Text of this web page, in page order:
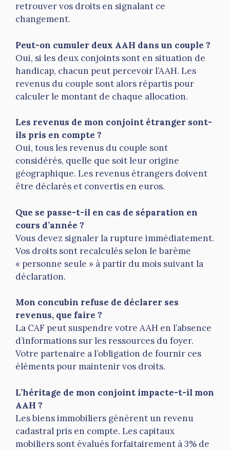
retrouver vos droits en signalant ce
changement.
Peut-on cumuler deux AAH dans un couple ?
Oui, si les deux conjoints sont en situation de
handicap, chacun peut percevoir l’AAH. Les
revenus du couple sont alors répartis pour
calculer le montant de chaque allocation.
Les revenus de mon conjoint étranger sont-
ils pris en compte ?
Oui, tous les revenus du couple sont
considérés, quelle que soit leur origine
géographique. Les revenus étrangers doivent
être déclarés et convertis en euros.
Que se passe-t-il en cas de séparation en
cours d’année ?
Vous devez signaler la rupture immédiatement.
Vos droits sont recalculés selon le barème
« personne seule » à partir du mois suivant la
déclaration.
Mon concubin refuse de déclarer ses
revenus, que faire ?
La CAF peut suspendre votre AAH en l’absence
d’informations sur les ressources du foyer.
Votre partenaire a l’obligation de fournir ces
éléments pour maintenir vos droits.
L’héritage de mon conjoint impacte-t-il mon
AAH ?
Les biens immobiliers génèrent un revenu
cadastral pris en compte. Les capitaux
mobiliers sont évalués forfaitairement à 3% de